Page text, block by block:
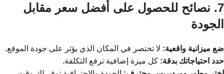
7. نصائح للحصول على أفضل سعر مقابل
الجودة
ضع ميزانية واقعية: لا تختصر في المكان الذي يؤثر على جودة الموقع.
حدد احتياجاتك بدقة: كل ميزة إضافية ترفع التكلفة.